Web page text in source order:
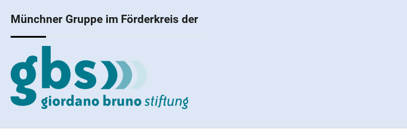
Münchner Gruppe im Förderkreis der